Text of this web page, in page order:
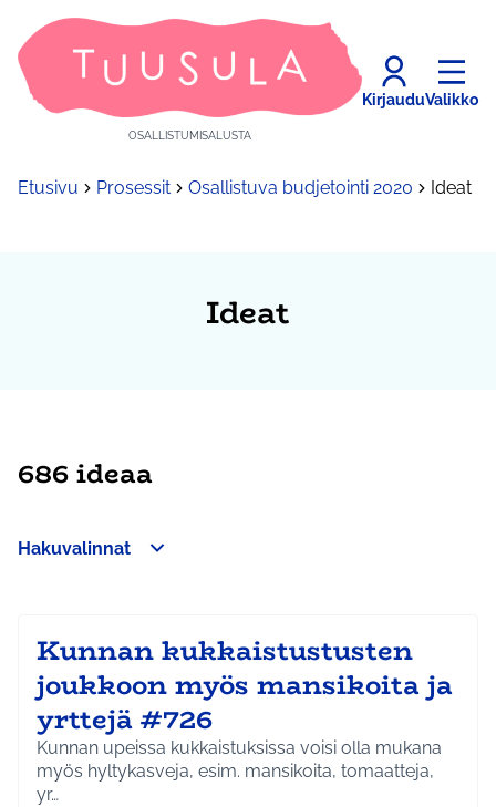
OSALLISTUMISALUSTA
KirjauduValikko
Etusivu Prosessit Osallistuva budjetointi 2020 Ideat
Ideat
686 ideaa
Hakuvalinnat
−
Kunnan kukkaistustusten
joukkoon myös mansikoita ja
yrttejä #726
Kunnan upeissa kukkaistuksissa voisi olla mukana
myös hyltykasveja, esim. mansikoita, tomaatteja,
yr…